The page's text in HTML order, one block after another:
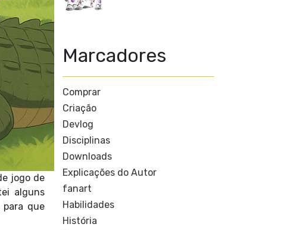
jogo de
alguns
para que
Marcadores
Comprar
Criação
Devlog
Disciplinas
Downloads
Explicações do Autor
fanart
Habilidades
História